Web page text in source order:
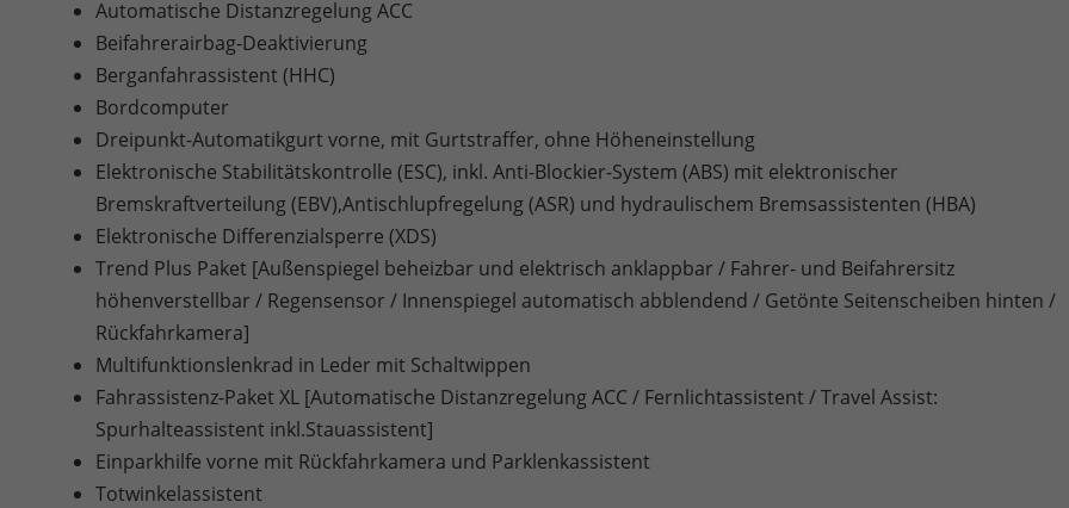
Automatische Distanzregelung ACC
Beifahrerairbag-Deaktivierung
Berganfahrassistent (HHC)
Bordcomputer
Dreipunkt-Automatikgurt vorne, mit Gurtstraffer, ohne Höheneinstellung
Elektronische Stabilitätskontrolle (ESC), inkl. Anti-Blockier-System (ABS) mit elektronischer
Bremskraftverteilung (EBV),Antischlupfregelung (ASR) und hydraulischem Bremsassistenten (HBA)
Elektronische Differenzialsperre (XDS)
Trend Plus Paket [Außenspiegel beheizbar und elektrisch anklappbar / Fahrer- und Beifahrersitz
höhenverstellbar / Regensensor / Innenspiegel automatisch abblendend / Getönte Seitenscheiben hinten /
Rückfahrkamera]
Multifunktionslenkrad in Leder mit Schaltwippen
Fahrassistenz-Paket XL [Automatische Distanzregelung ACC / Fernlichtassistent / Travel Assist:
Spurhalteassistent inkl.Stauassistent]
Einparkhilfe vorne mit Rückfahrkamera und Parklenkassistent
Totwinkelassistent